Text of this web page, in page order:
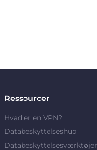
Ressourcer
Hvad er en VPN?
Databeskyttelseshub
Databeskyttelsesværktøjer